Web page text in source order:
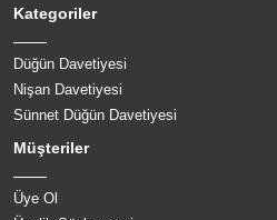
Kategoriler
Düğün Davetiyesi
Nişan Davetiyesi
Sünnet Düğün Davetiyesi
Müşteriler
Üye Ol